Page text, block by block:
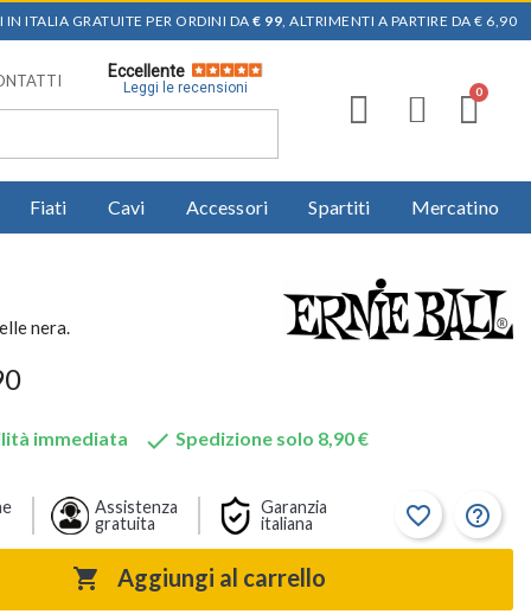
IN ITALIA GRATUITE PER ORDINI DA € 99, ALTRIMENTI A PARTIRE DA € 6,90
Eccellente
Leggi le recensioni
Fiati Cavi Accessori Spartiti Mercatino
nera.
immediata  Spedizione solo 8,90 €
Assistenza
gratuita
Garanzia
italiana
favorite_border help_outline
 Aggiungi al carrello